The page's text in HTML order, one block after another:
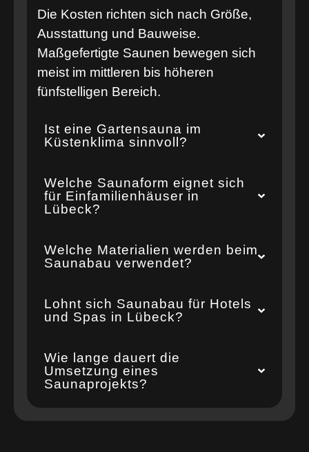
Die Kosten richten sich nach Größe,
Ausstattung und Bauweise.
Maßgefertigte Saunen bewegen sich
meist im mittleren bis höheren
fünfstelligen Bereich.
Ist eine Gartensauna im
Küstenklima sinnvoll?
Welche Saunaform eignet sich
für Einfamilienhäuser in
Lübeck?
Welche Materialien werden beim
Saunabau verwendet?
Lohnt sich Saunabau für Hotels
und Spas in Lübeck?
Wie lange dauert die
Umsetzung eines
Saunaprojekts?